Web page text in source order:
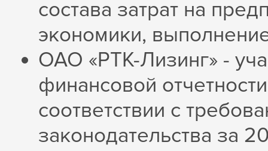
состава затрат на
экономики,
ОАО «РТК-Лизинг» -
финансовой
соответствии с
законодательства за